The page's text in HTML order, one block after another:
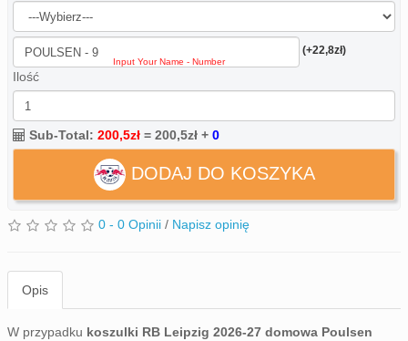
(+22,8zł)
Ilość
Sub-Total: 200,5zł = 200,5zł + 0
DODAJ DO KOSZYKA
0 - 0 Opinii / Napisz opinię
Opis
W przypadku koszulki RB Leipzig 2026-27 domowa Poulsen